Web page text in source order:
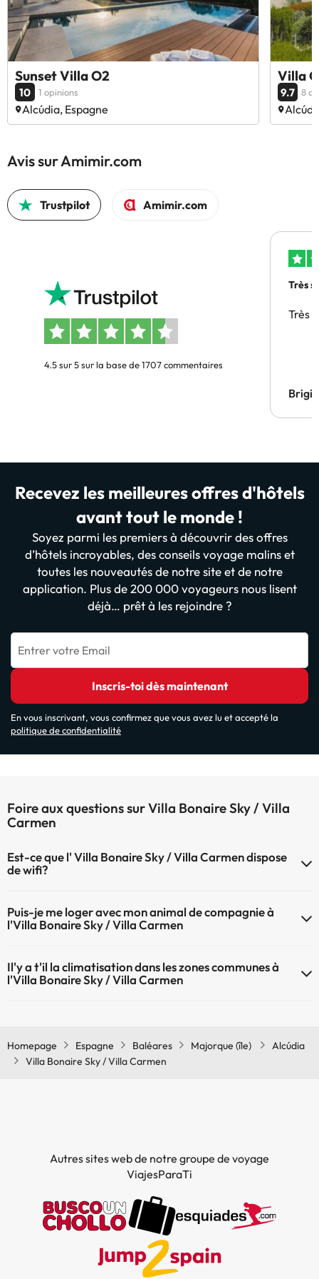
Sunset Villa O2
10 1 opinions
Alcúdia, Espagne
Villa
9.7 8
Avis sur Amimir.com
Trustpilot Amimir.com
4.5 sur 5 sur la base de 1707 commentaires
Très
Très
Recevez les meilleures offres d'hôtels
avant tout le monde !
Soyez parmi les premiers à découvrir des offres
d’hôtels incroyables, des conseils voyage malins et
toutes les nouveautés de notre site et de notre
application. Plus de 200 000 voyageurs nous lisent
déjà… prêt à les rejoindre ?
Entrer votre Email
Inscris-toi dès maintenant
En vous inscrivant, vous confirmez que vous avez lu et accepté la
politique de confidentialité
Foire aux questions sur Villa Bonaire Sky / Villa
Carmen
Est-ce que l' Villa Bonaire Sky / Villa Carmen dispose
de wifi?
Puis-je me loger avec mon animal de compagnie à
l'Villa Bonaire Sky / Villa Carmen
ne sont pas admis.
Il'y a t'il la climatisation dans les zones communes à
l'Villa Bonaire Sky / Villa Carmen
Homepage
Espagne Baléares Majorque (île)
Alcúdia
Villa Bonaire Sky / Villa Carmen
Autres sites web de notre groupe de voyage
ViajesParaTi